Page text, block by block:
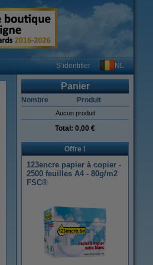
S’identifier NL
Panier
Nombre Produit
Aucun produit
Total: 0,00 €
Offre !
123encre papier à copier -
2500 feuilles A4 - 80g/m2
FSC®